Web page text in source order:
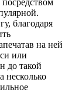
благодаря
на ней
или
до такой
несколько